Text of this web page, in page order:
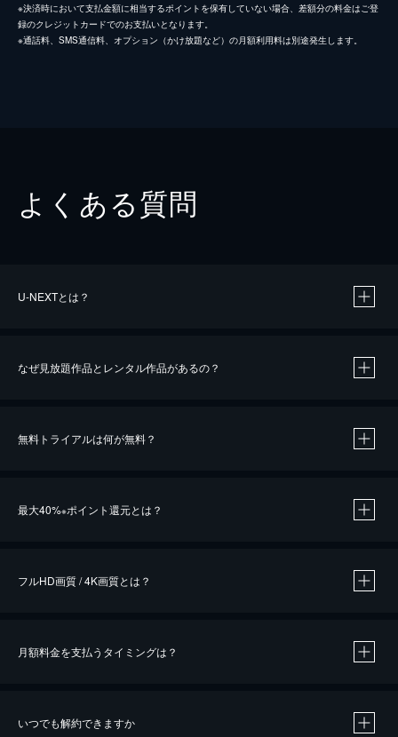
※決済時において支払金額に相当するポイントを保有していない場合、差額分の料金はご登
録のクレジットカードでのお支払いとなります。
※通話料、SMS通信料、オプション（かけ放題など）の月額利用料は別途発生します。
よくある質問
U-NEXTとは？
なぜ見放題作品とレンタル作品があるの？
無料トライアルは何が無料？
最大40%※ポイント還元とは？
※40％ポイント還元の対象は、クレジットカード決済による作品の購入 / レンタルです。
iOSアプリのUコイン決済による作品の購入 / レンタルは、20％のポイント還元です。
フルHD画質 / 4K画質とは？
月額料金を支払うタイミングは？
いつでも解約できますか